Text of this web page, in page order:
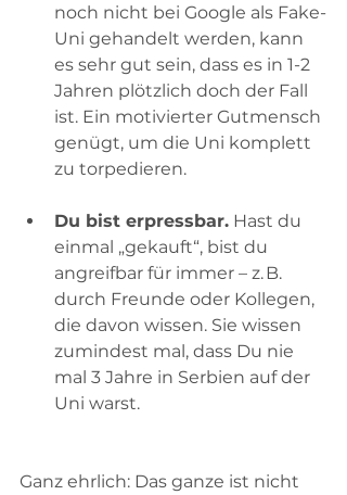
noch nicht bei Google als Fake-
Uni gehandelt werden, kann
es sehr gut sein, dass es in 1-2
Jahren plötzlich doch der Fall
ist. Ein motivierter Gutmensch
genügt, um die Uni komplett
zu torpedieren.
Du bist erpressbar. Hast du
einmal „gekauft“, bist du
angreifbar für immer – z. B.
durch Freunde oder Kollegen,
die davon wissen. Sie wissen
zumindest mal, dass Du nie
mal 3 Jahre in Serbien auf der
Uni warst.
Ganz ehrlich: Das ganze ist nicht